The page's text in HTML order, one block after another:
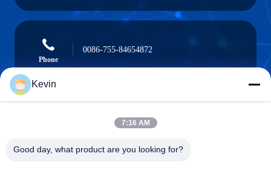
Phone
0086-755-84654872
Kevin
7:16 AM
Good day, what product are you looking for?